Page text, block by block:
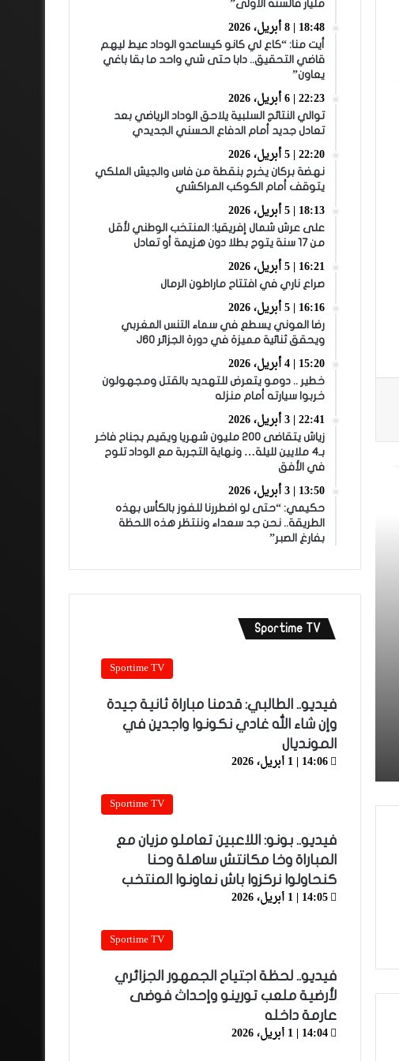
مليار فالسنة الأولى”
18:48 | 8 أبريل، 2026
أيت منا: “كاع لي كانو كيساعدو الوداد عيط ليهم
قاضي التحقيق.. دابا حتى شي واحد ما بقا باغي
يعاون”
22:23 | 6 أبريل، 2026
توالي النتائج السلبية يلاحق الوداد الرياضي بعد
تعادل جديد أمام الدفاع الحسني الجديدي
22:20 | 5 أبريل، 2026
نهضة بركان يخرج بنقطة من فاس والجيش الملكي
يتوقف أمام الكوكب المراكشي
18:13 | 5 أبريل، 2026
على عرش شمال إفريقيا: المنتخب الوطني لأقل
من 17 سنة يتوج بطلا دون هزيمة أو تعادل
16:21 | 5 أبريل، 2026
صراع ناري في افتتاح ماراطون الرمال
16:16 | 5 أبريل، 2026
رضا العوني يسطع في سماء التنس المغربي
ويحقق ثنائية مميزة في دورة الجزائر J60
15:20 | 4 أبريل، 2026
خطير .. دومو يتعرض للتهديد بالقتل ومجهولون
خربوا سيارته أمام منزله
22:41 | 3 أبريل، 2026
زياش يتقاضى 200 مليون شهريا ويقيم بجناح فاخر
بـ4 ملايين لليلة… ونهاية التجربة مع الوداد تلوح
في الأفق
13:50 | 3 أبريل، 2026
حكيمي: “حتى لو اضطررنا للفوز بالكأس بهذه
الطريقة.. نحن جد سعداء وننتظر هذه اللحظة
بفارغ الصبر”
Sportime TV
Sportime TV
فيديو.. الطالبي: قدمنا مباراة ثانية جيدة
وإن شاء الله غادي نكونوا واجدين في
المونديال
14:06 | 1 أبريل، 2026
Sportime TV
فيديو.. بونو: اللاعبين تعاملو مزيان مع
المباراة وخا مكانتش ساهلة وحنا
كنحاولوا نركزوا باش نعاونوا المنتخب
14:05 | 1 أبريل، 2026
Sportime TV
فيديو.. لحظة اجتياح الجمهور الجزائري
لأرضية ملعب تورينو وإحداث فوضى
عارمة داخله
14:04 | 1 أبريل، 2026